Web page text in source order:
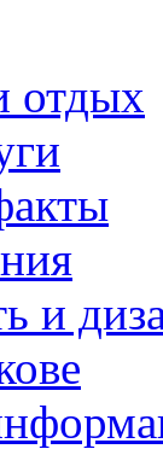
отдых
и